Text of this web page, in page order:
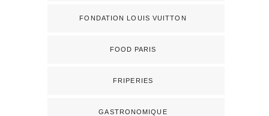
FONDATION LOUIS VUITTON
FOOD PARIS
FRIPERIES
GASTRONOMIQUE